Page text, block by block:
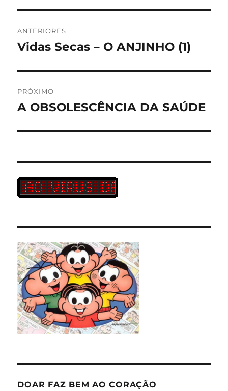
de
ANTERIORES
Post
Vidas Secas – O ANJINHO (1)
PRÓXIMO
Próximo
A OBSOLESCÊNCIA DA SAÚDE
DOAR FAZ BEM AO CORAÇÃO